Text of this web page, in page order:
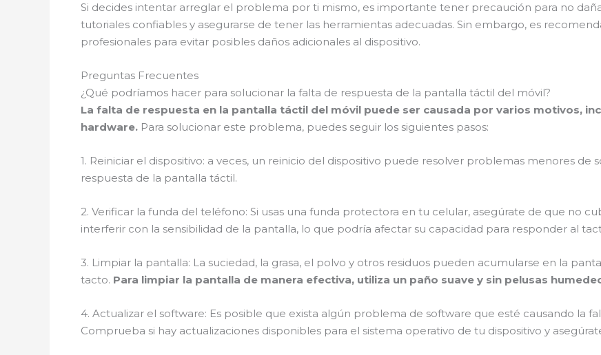
Si decides intentar arreglar el problema por ti mismo, es importante tener precaución para no
tutoriales confiables y asegurarse de tener las herramientas adecuadas. Sin embargo, es
profesionales para evitar posibles daños adicionales al dispositivo.
Preguntas Frecuentes
¿Qué podríamos hacer para solucionar la falta de respuesta de la pantalla táctil del móvil?
La falta de respuesta en la pantalla táctil del móvil puede ser causada por varios motivos,
hardware. Para solucionar este problema, puedes seguir los siguientes pasos:
1. Reiniciar el dispositivo: a veces, un reinicio del dispositivo puede resolver problemas menores
respuesta de la pantalla táctil.
2. Verificar la funda del teléfono: Si usas una funda protectora en tu celular, asegúrate de que no
interferir con la sensibilidad de la pantalla, lo que podría afectar su capacidad para responder al
3. Limpiar la pantalla: La suciedad, la grasa, el polvo y otros residuos pueden acumularse en la
tacto. Para limpiar la pantalla de manera efectiva, utiliza un paño suave y sin pelusas
4. Actualizar el software: Es posible que exista algún problema de software que esté causando la
Comprueba si hay actualizaciones disponibles para el sistema operativo de tu dispositivo y